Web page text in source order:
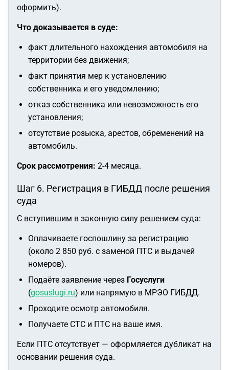
оформить).
Что доказывается в суде:
факт длительного нахождения автомобиля на
территории без движения;
факт принятия мер к установлению
собственника и его уведомлению;
отказ собственника или невозможность его
установления;
отсутствие розыска, арестов, обременений на
автомобиль.
Срок рассмотрения: 2-4 месяца.
Шаг 6. Регистрация в ГИБДД после решения
суда
С вступившим в законную силу решением суда:
Оплачиваете госпошлину за регистрацию
(около 2 850 руб. с заменой ПТС и выдачей
номеров).
Подаёте заявление через Госуслуги
(gosuslugi.ru) или напрямую в МРЭО ГИБДД.
Проходите осмотр автомобиля.
Получаете СТС и ПТС на ваше имя.
Если ПТС отсутствует — оформляется дубликат на
основании решения суда.